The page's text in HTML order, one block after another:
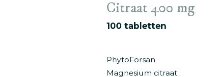
Citraat 400 mg
100 tabletten
PhytoForsan
Magnesium citraat